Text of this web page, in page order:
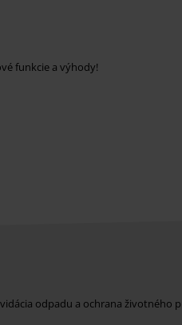
funkcie a výhody!
odpadu a ochrana životného